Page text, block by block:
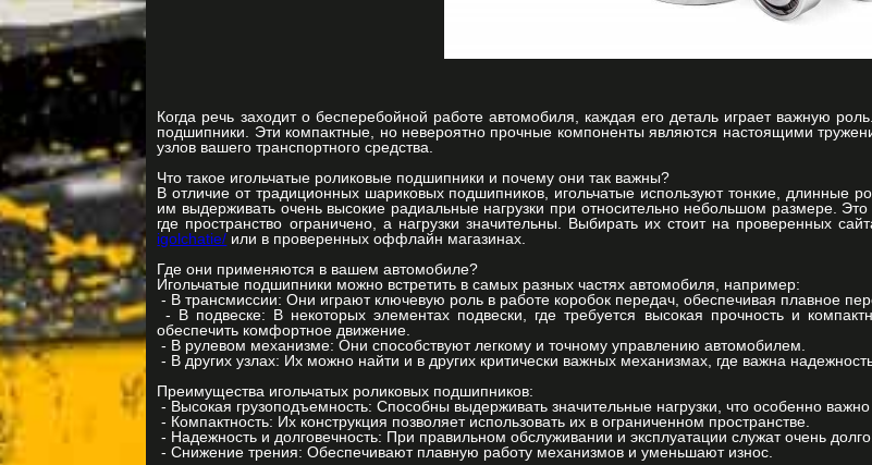
Когда речь заходит о бесперебойной работе автомобиля, каждая его деталь играет важную
подшипники. Эти компактные, но невероятно прочные компоненты являются настоящими
узлов вашего транспортного средства.
Что такое игольчатые роликовые подшипники и почему они так важны?
В отличие от традиционных шариковых подшипников, игольчатые используют тонкие, длинные
им выдерживать очень высокие радиальные нагрузки при относительно небольшом размере.
где пространство ограничено, а нагрузки значительны. Выбирать их стоит на проверенных
igolchatie/ или в проверенных оффлайн магазинах.
Где они применяются в вашем автомобиле?
Игольчатые подшипники можно встретить в самых разных частях автомобиля, например:
- В трансмиссии: Они играют ключевую роль в работе коробок передач, обеспечивая плавное
- В подвеске: В некоторых элементах подвески, где требуется высокая прочность и
обеспечить комфортное движение.
- В рулевом механизме: Они способствуют легкому и точному управлению автомобилем.
- В других узлах: Их можно найти и в других критически важных механизмах, где важна
Преимущества игольчатых роликовых подшипников:
- Высокая грузоподъемность: Способны выдерживать значительные нагрузки, что особенно
- Компактность: Их конструкция позволяет использовать их в ограниченном пространстве.
- Надежность и долговечность: При правильном обслуживании и эксплуатации служат очень
- Снижение трения: Обеспечивают плавную работу механизмов и уменьшают износ.